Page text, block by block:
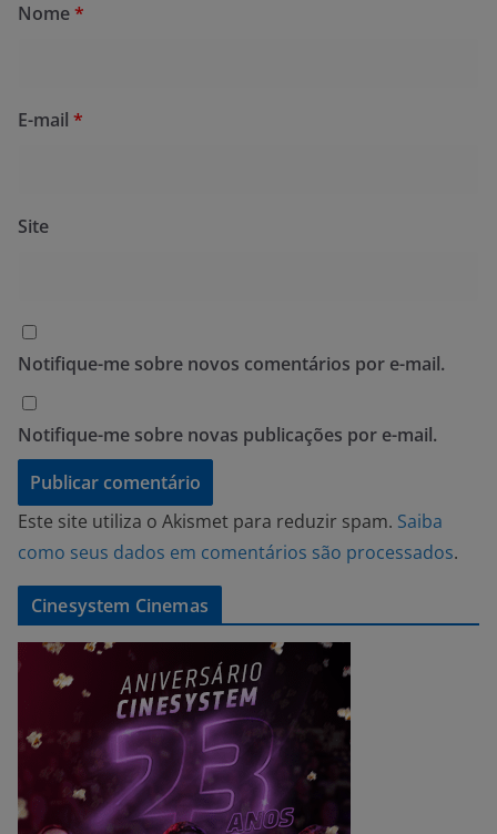
Nome*
E-mail *
Site
Notifique-me sobre novos comentários por e-mail.
Notifique-me sobre novas publicações por e-mail.
Este site utiliza o Akismet para reduzir spam. Saiba
como seus dados em comentários são processados.
Cinesystem Cinemas